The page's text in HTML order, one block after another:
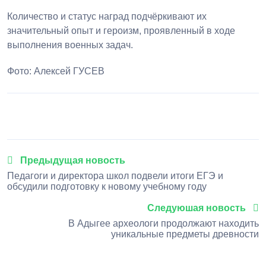
Количество и статус наград подчёркивают их
значительный опыт и героизм, проявленный в ходе
выполнения военных задач.
Фото: Алексей ГУСЕВ
Предыдущая новость
Педагоги и директора школ подвели итоги ЕГЭ и
обсудили подготовку к новому учебному году
Следуюшая новость
В Адыгее археологи продолжают находить
уникальные предметы древности